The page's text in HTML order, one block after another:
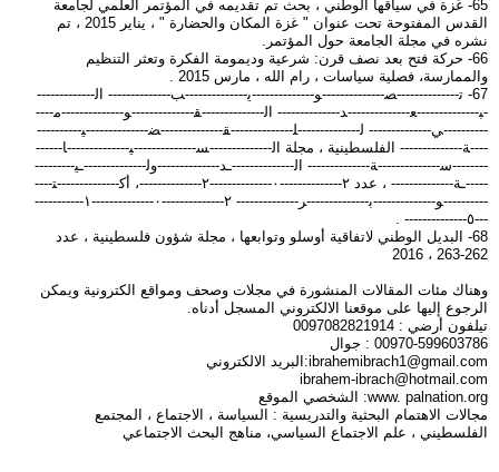
65- غزة في سياقها الوطني ، بحث تم تقديمه في المؤتمر العلمي لجامعة
القدس المفتوحة تحت عنوان " غزة المكان والحضارة " ، يناير 2015 ، تم
نشره في مجلة الجامعة حول المؤتمر.
66- حركة فتح بعد نصف قرن: شرعية وديمومة الفكرة وتعثر التنظيم
والممارسة، فصلية سياسات ، رام الله ، مارس 2015 .
67- ﺗ--------------ﺼ--------------ﻮ--------------ﻳ--------------ﺐ-------------- اﻟ-------------
-ﺒ--------------ﻌ--------------ﺪ-------------- اﻟ--------------ﻘ--------------ﻮ--------------ﻣ----
----------ﻲ-------------- ﻟ--------------ﻠ--------------ﻘ--------------ﻀ--------------ﻴ----------
----ﺔ-------------- الفلسطينية ، مجلة اﻟ--------------ﺴ--------------ﻴ--------------ﺎ------
--------ﺳ--------------ﺔ-------------- اﻟ--------------ـﺪ--------------وﻟ--------------ـﻴ---------
-----ـﺔ-------------- ، عدد ٢--------------٠--------------٢--------------، أﻛ--------------ﺘ----
----------ﻮ--------------ﺑ--------------ﺮ-------------- ٢--------------٠--------------١-----------
---٥-------------- .
68- البديل الوطني لاتفاقية أوسلو وتوابعها ، مجلة شؤون فلسطينية ، عدد
262-263 ، 2016
وهناك مئات المقالات المنشورة في مجلات وصحف ومواقع الكترونية ويمكن
الرجوع إليها على موقعنا الالكتروني المسجل أدناه.
تيلفون أرضي : 0097082821914
00970-599603786 : جوال
ibrahemibrach1@gmail.com:البريد الالكتروني
ibrahem-ibrach@hotmail.com
www. palnation.org: الشخصي الموقع
مجالات الاهتمام البحثية والتدريسية : السياسة ، الاجتماع ، المجتمع
الفلسطيني ، علم الاجتماع السياسي، مناهج البحث الاجتماعي